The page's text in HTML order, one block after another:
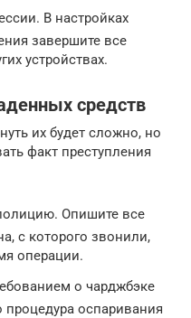
В настройках
завершите все
устройствах.
средств
их будет сложно, но
факт преступления
Опишите все
с которого звонили,
операции.
о чарджбэке
процедура оспаривания